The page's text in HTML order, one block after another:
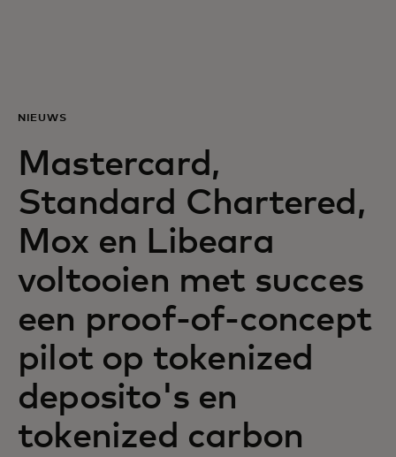
Voor de wereld
Voor vernieuwers
Nieuws en trends
NIEUWS
Mastercard,
Standard Chartered,
Mox en Libeara
voltooien met succes
een proof-of-concept
pilot op tokenized
deposito's en
tokenized carbon